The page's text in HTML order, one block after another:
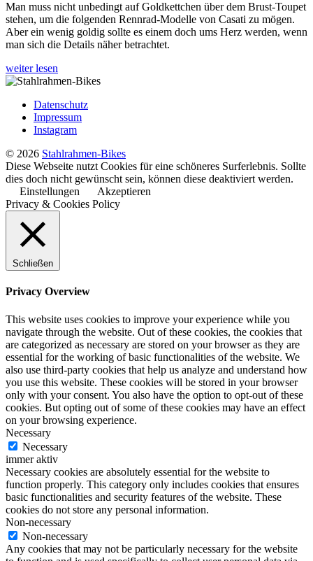
noch
goldiger:
Casati
Man muss nicht unbedingt auf Goldkettchen über dem Brust-Toupet
stehen, um die folgenden Rennrad-Modelle von Casati zu mögen.
Aber ein wenig goldig sollte es einem doch ums Herz werden, wenn
man sich die Details näher betrachtet.
weiter lesen
Datenschutz
Impressum
Instagram
© 2026 Stahlrahmen-Bikes
Diese Webseite nutzt Cookies für eine schöneres Surferlebnis. Sollte
dies doch nicht gewünscht sein, können diese deaktiviert werden.
Einstellungen
Akzeptieren
Privacy & Cookies Policy
Schließen
Privacy Overview
This website uses cookies to improve your experience while you
navigate through the website. Out of these cookies, the cookies that
are categorized as necessary are stored on your browser as they are
essential for the working of basic functionalities of the website. We
also use third-party cookies that help us analyze and understand how
you use this website. These cookies will be stored in your browser
only with your consent. You also have the option to opt-out of these
cookies. But opting out of some of these cookies may have an effect
on your browsing experience.
Necessary
Necessary
immer aktiv
Necessary cookies are absolutely essential for the website to
function properly. This category only includes cookies that ensures
basic functionalities and security features of the website. These
cookies do not store any personal information.
Non-necessary
Non-necessary
Any cookies that may not be particularly necessary for the website